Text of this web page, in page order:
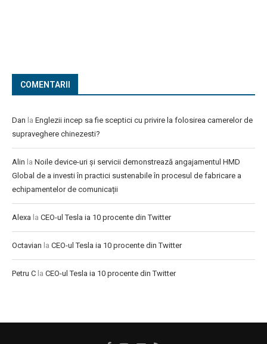
COMENTARII
Dan la Englezii incep sa fie sceptici cu privire la folosirea camerelor de
supraveghere chinezesti?
Alin la Noile device-uri și servicii demonstrează angajamentul HMD
Global de a investi în practici sustenabile în procesul de fabricare a
echipamentelor de comunicații
Alexa la CEO-ul Tesla ia 10 procente din Twitter
Octavian la CEO-ul Tesla ia 10 procente din Twitter
Petru C la CEO-ul Tesla ia 10 procente din Twitter